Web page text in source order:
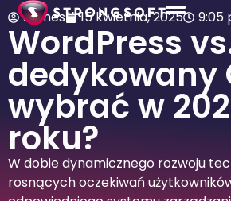
James 15 kwietnia, 2025 9:05
WordPress
dedykowany
wybrać w
roku?
W dobie dynamicznego rozwoju
rosnących oczekiwań